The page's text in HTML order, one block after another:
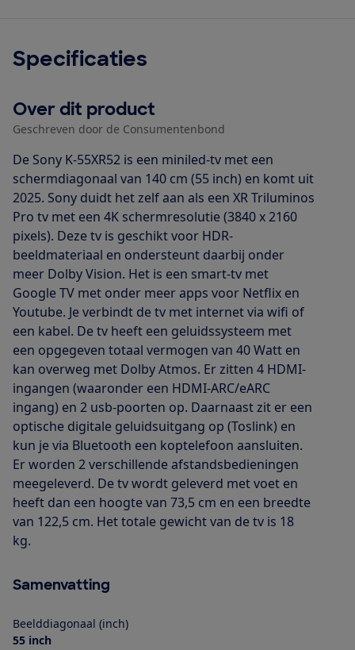
Specificaties
Over dit product
Geschreven door de Consumentenbond
De Sony K-55XR52 is een miniled-tv met een
schermdiagonaal van 140 cm (55 inch) en komt uit
2025. Sony duidt het zelf aan als een XR Triluminos
Pro tv met een 4K schermresolutie (3840 x 2160
pixels). Deze tv is geschikt voor HDR-
beeldmateriaal en ondersteunt daarbij onder
meer Dolby Vision. Het is een smart-tv met
Google TV met onder meer apps voor Netflix en
Youtube. Je verbindt de tv met internet via wifi of
een kabel. De tv heeft een geluidssysteem met
een opgegeven totaal vermogen van 40 Watt en
kan overweg met Dolby Atmos. Er zitten 4 HDMI-
ingangen (waaronder een HDMI-ARC/eARC
ingang) en 2 usb-poorten op. Daarnaast zit er een
optische digitale geluidsuitgang op (Toslink) en
kun je via Bluetooth een koptelefoon aansluiten.
Er worden 2 verschillende afstandsbedieningen
meegeleverd. De tv wordt geleverd met voet en
heeft dan een hoogte van 73,5 cm en een breedte
van 122,5 cm. Het totale gewicht van de tv is 18
kg.
Samenvatting
Beelddiagonaal (inch)
55 inch